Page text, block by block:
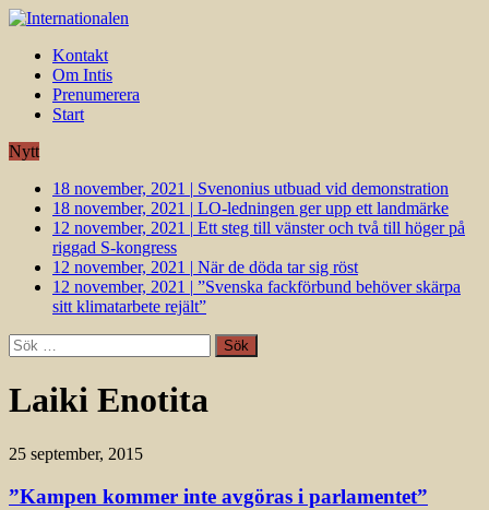
Kontakt
Om Intis
Prenumerera
Start
Nytt
18 november, 2021 | Svenonius utbuad vid demonstration
18 november, 2021 | LO-ledningen ger upp ett landmärke
12 november, 2021 | Ett steg till vänster och två till höger på
riggad S-kongress
12 november, 2021 | När de döda tar sig röst
12 november, 2021 | ”Svenska fackförbund behöver skärpa
sitt klimatarbete rejält”
Sök
efter:
Laiki Enotita
25 september, 2015
”Kampen kommer inte avgöras i parlamentet”